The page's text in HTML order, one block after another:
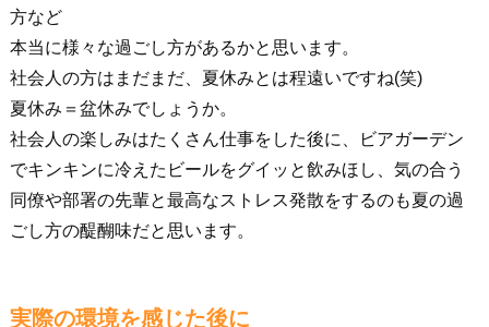
方など
本当に様々な過ごし方があるかと思います。
社会人の方はまだまだ、夏休みとは程遠いですね(笑)
夏休み＝盆休みでしょうか。
社会人の楽しみはたくさん仕事をした後に、ビアガーデン
でキンキンに冷えたビールをグイッと飲みほし、気の合う
同僚や部署の先輩と最高なストレス発散をするのも夏の過
ごし方の醍醐味だと思います。
実際の環境を感じた後に